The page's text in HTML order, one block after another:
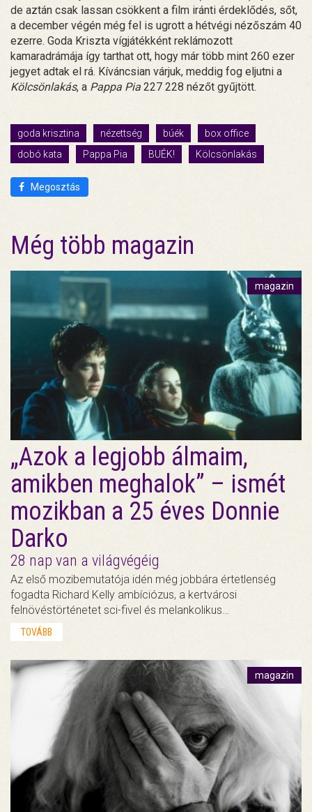
de aztán csak lassan csökkent a film iránti érdeklődés, sőt,
a december végén még fel is ugrott a hétvégi nézőszám 40
ezerre. Goda Kriszta vígjátékként reklámozott
kamaradrámája így tarthat ott, hogy már több mint 260 ezer
jegyet adtak el rá. Kíváncsian várjuk, meddig fog eljutni a
Kölcsönlakás, a Pappa Pia 227 228 nézőt gyűjtött.
goda krisztina nézettség búék
box office
dobó kata
Pappa Pia BUÉK! Kölcsönlakás
Megosztás
Még több magazin
magazin
„Azok a legjobb álmaim,
amikben meghalok” – ismét
mozikban a 25 éves Donnie
Darko
28 nap van a világvégéig
Az első mozibemutatója idén még jobbára értetlenség
fogadta Richard Kelly ambíciózus, a kertvárosi
felnövéstörténetet sci-fivel és melankolikus…
TOVÁBB
magazin